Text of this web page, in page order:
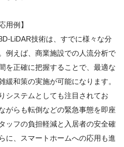
用例】
LiDAR技術は、すでに様々な分
例えば、商業施設での人流分析で
を正確に把握することで、最適な
緩和策の実施が可能になります。
システムとしても注目されてお
がらも転倒などの緊急事態を即座
ッフの負担軽減と入居者の安全確
に、スマートホームへの応用も進